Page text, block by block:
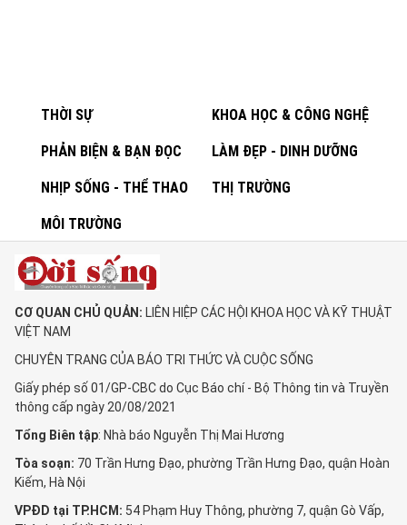
THỜI SỰ KHOA HỌC & CÔNG NGHỆ
PHẢN BIỆN & BẠN ĐỌC LÀM ĐẸP - DINH DƯỠNG
NHỊP SỐNG - THỂ THAO THỊ TRƯỜNG
MÔI TRƯỜNG
CƠ QUAN CHỦ QUẢN: LIÊN HIỆP CÁC HỘI KHOA HỌC VÀ KỸ THUẬT
VIỆT NAM
CHUYÊN TRANG CỦA BÁO TRI THỨC VÀ CUỘC SỐNG
Giấy phép số 01/GP-CBC do Cục Báo chí - Bộ Thông tin và Truyền
thông cấp ngày 20/08/2021
Tổng Biên tập: Nhà báo Nguyễn Thị Mai Hương
Tòa soạn: 70 Trần Hưng Đạo, phường Trần Hưng Đạo, quận Hoàn
Kiếm, Hà Nội
VPĐD tại TP.HCM: 54 Phạm Huy Thông, phường 7, quận Gò Vấp,